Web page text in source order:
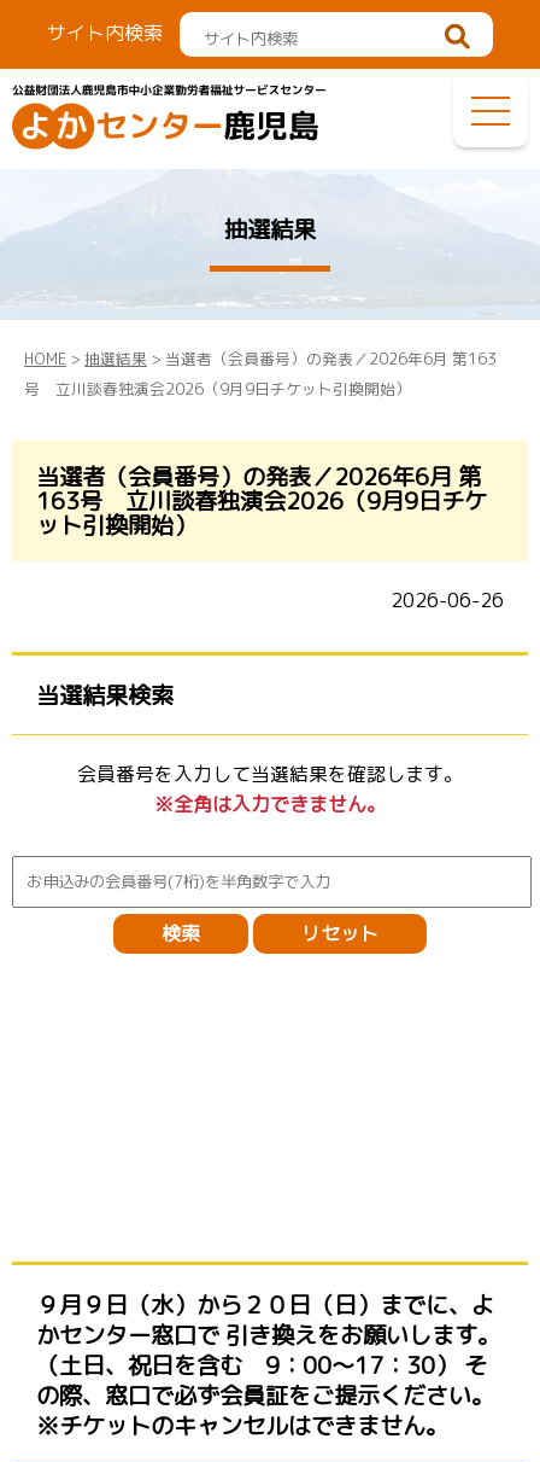
サイト内検索
抽選結果
HOME > 抽選結果 > 当選者（会員番号）の発表／2026年6月 第163
号 立川談春独演会2026（9月9日チケット引換開始）
当選者（会員番号）の発表／2026年6月 第
163号 立川談春独演会2026（9月9日チケ
ット引換開始）
2026-06-26
当選結果検索
会員番号を入力して当選結果を確認します。
※全角は入力できません。
９月９日（水）から２０日（日）までに、よ
かセンター窓口で 引き換えをお願いします。
（土日、祝日を含む 9：00～17：30） そ
の際、窓口で必ず会員証をご提示ください。
※チケットのキャンセルはできません。